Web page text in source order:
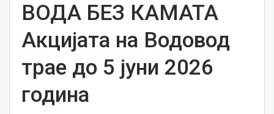
ВОДА БЕЗ КАМАТА
Акцијата на Водовод
трае до 5 јуни 2026
година